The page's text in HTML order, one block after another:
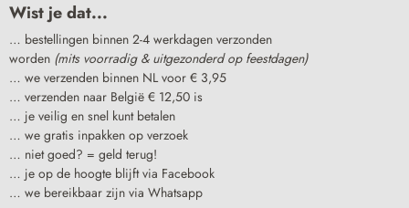
Wist je dat...
… bestellingen binnen 2-4 werkdagen verzonden
worden (mits voorradig & uitgezonderd op feestdagen)
… we verzenden binnen NL voor € 3,95
… verzenden naar België € 12,50 is
… je veilig en snel kunt betalen
… we gratis inpakken op verzoek
… niet goed? = geld terug!
… je op de hoogte blijft via Facebook
… we bereikbaar zijn via Whatsapp